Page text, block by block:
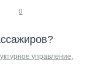
0
управление,